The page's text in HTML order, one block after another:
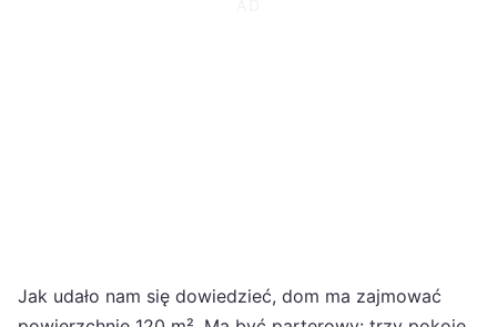
Jak udało nam się dowiedzieć, dom ma zajmować